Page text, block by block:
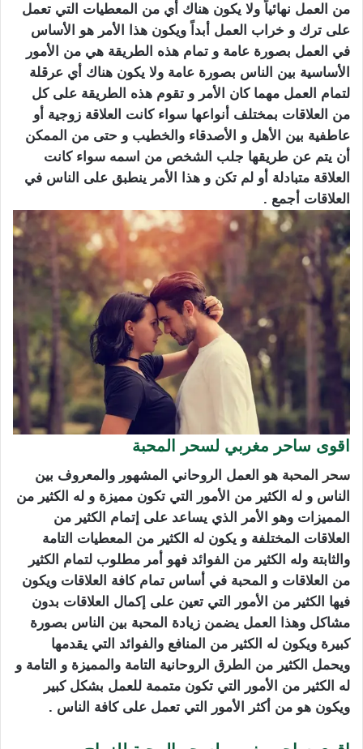
من العمل نهائياً ولا يكون هناك أي من المعطيات التي تعمل
على ترك و خراب العمل أبداً ويكون هذا الأمر هو الأساس
في العمل بصورة عامة و تمام هذه الطريقة هي من الأمور
الأساسية بين الناس بصورة عامة ولا يكون هناك أي عرقلة
لتمام العمل مهما كان الأمر و تقوم هذه الطريقة على كل
من العلاقات بمختلف أنواعها سواء كانت العلاقة زوجية أو
عاطفية بين الأهل و الأصدقاء والخطيب و حتى من الممكن
أن يتم عن طريقها جلب الشخص من اسمه سواء كانت
العلاقة متبادلة أو لم تكن و هذا الأمر ينطبق على الناس في
العلاقات أجمع .
اقوى ساحر مغربي لسحر المحبة
سحر المحبة هو العمل الروحاني المشهور والمعروف بين
الناس و له الكثير من الأمور التي تكون مميزة و له الكثير من
المميزات وهو الأمر الذي يساعد على إتمام الكثير من
العلاقات المختلفة و يكون له الكثير من المعطيات التامة
والثابتة وله الكثير من الفوائد فهو أمر مطلوب لتمام الكثير
من العلاقات و المحبة في أساس تمام كافة العلاقات ويكون
فيها الكثير من الأمور التي تعين على إكمال العلاقات بدون
مشاكل وهذا العمل يضمن زيادة المحبة بين الناس بصورة
كبيرة ويكون له الكثير من المنافع والفوائد التي يقدمها
ويحمل الكثير من الطرق الروحانية التامة والمميزة و التامة و
له الكثير من الأمور التي تكون متممة للعمل بشكل كبير
ويكون هو من أكثر الأمور التي تعمل على كافة الناس .